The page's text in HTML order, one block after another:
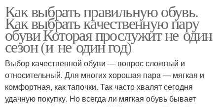
Как выбрать правильную обувь.
Как выбрать качественную пару
обуви Которая прослужит не один
сезон (и не один год)
Выбор качественной обуви — вопрос сложный и
относительный. Для многих хорошая пара — мягкая и
комфортная, как тапочки. Так часто хвалят сегодня
удачную покупку. Но всегда ли мягкая обувь бывает